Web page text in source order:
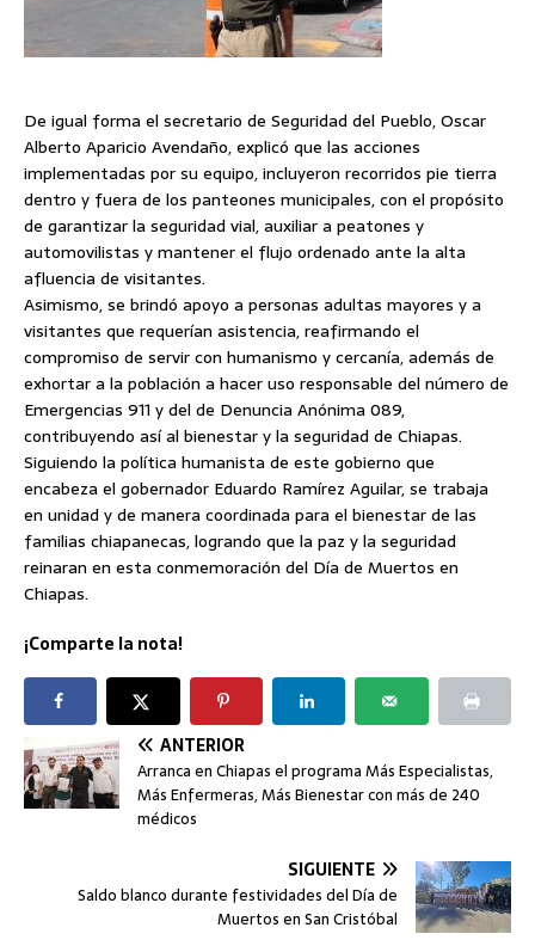
De igual forma el secretario de Seguridad del Pueblo, Oscar
Alberto Aparicio Avendaño, explicó que las acciones
implementadas por su equipo, incluyeron recorridos pie tierra
dentro y fuera de los panteones municipales, con el propósito
de garantizar la seguridad vial, auxiliar a peatones y
automovilistas y mantener el flujo ordenado ante la alta
afluencia de visitantes.
Asimismo, se brindó apoyo a personas adultas mayores y a
visitantes que requerían asistencia, reafirmando el
compromiso de servir con humanismo y cercanía, además de
exhortar a la población a hacer uso responsable del número de
Emergencias 911 y del de Denuncia Anónima 089,
contribuyendo así al bienestar y la seguridad de Chiapas.
Siguiendo la política humanista de este gobierno que
encabeza el gobernador Eduardo Ramírez Aguilar, se trabaja
en unidad y de manera coordinada para el bienestar de las
familias chiapanecas, logrando que la paz y la seguridad
reinaran en esta conmemoración del Día de Muertos en
Chiapas.
¡Comparte la nota!
ANTERIOR
Arranca en Chiapas el programa Más Especialistas,
Más Enfermeras, Más Bienestar con más de 240
médicos
SIGUIENTE
Saldo blanco durante festividades del Día de
Muertos en San Cristóbal